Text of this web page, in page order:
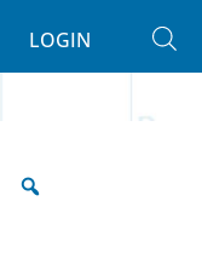
LOGIN
matice a